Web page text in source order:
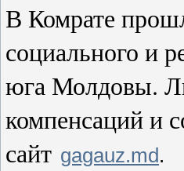
В Комрате
социального и
юга Молдовы.
компенсаций и
сайт gagauz.md.